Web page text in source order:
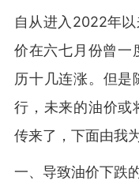
自从进入2022年
价在六七月份曾一
历十几连涨。但
行，未来的油价或
传来了，下面由我
一、导致油价下跌